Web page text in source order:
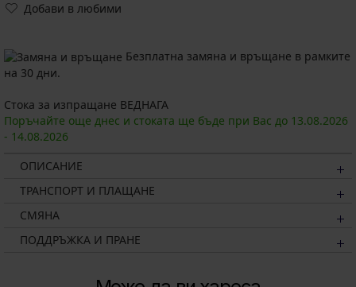
Добави в любими
Безплатна замяна и връщане в рамките
на 30 дни.
Стока за изпращане ВЕДНАГА
Поръчайте още днес и стоката ще бъде при Вас до 13.08.2026
- 14.08.2026
ОПИСАНИЕ
ТРАНСПОРТ И ПЛАЩАНЕ
СМЯНА
ПОДДРЪЖКА И ПРАНЕ